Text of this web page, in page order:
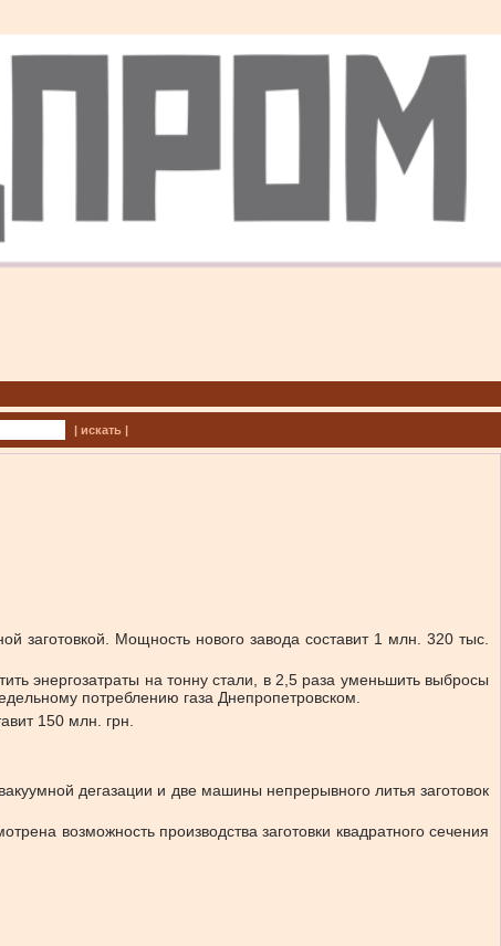
| искать |
заготовкой. Мощность нового завода составит 1 млн. 320 тыс.
энергозатраты на тонну стали, в 2,5 раза уменьшить выбросы
потреблению газа Днепропетровском.
150 млн. грн.
дегазации и две машины непрерывного литья заготовок
возможность производства заготовки квадратного сечения